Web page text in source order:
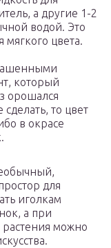
а другие 1-2
водой. Это
мягкого цвета.
который
орошался
то цвет
в окрасе
для
иголкам
а при
можно